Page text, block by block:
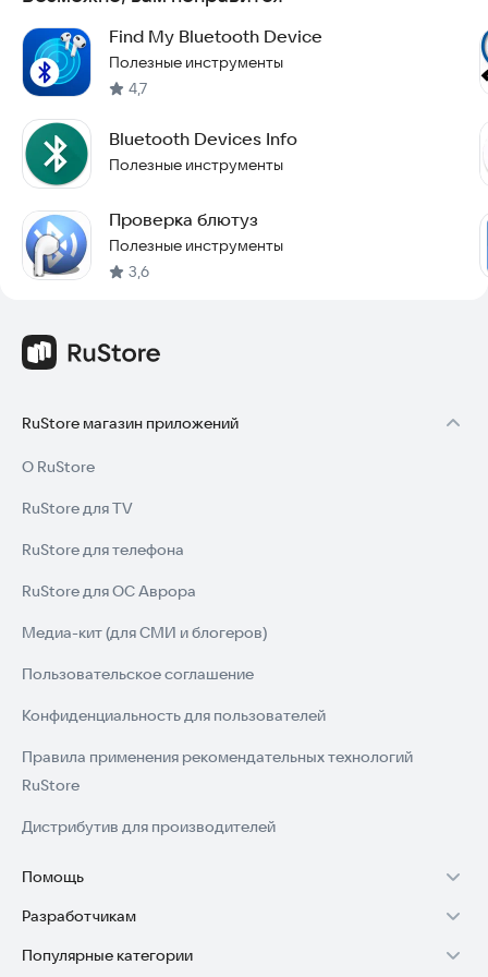
Find My Bluetooth Device
Полезные инструменты
4,7
Bluetooth Devices Info
Полезные инструменты
Проверка блютуз
Полезные инструменты
3,6
RuStore магазин приложений
О RuStore
RuStore для TV
RuStore для телефона
RuStore для ОС Аврора
Медиа-кит (для СМИ и блогеров)
Пользовательское соглашение
Конфиденциальность для пользователей
Правила применения рекомендательных технологий
RuStore
Дистрибутив для производителей
Помощь
Установка RuStore на TV
Установка RuStore на телефон
Разработчикам
Зарабатывать с RuStore
Популярные категории